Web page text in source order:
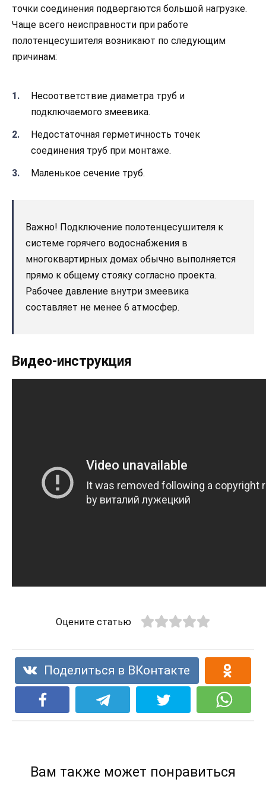
точки соединения подвергаются большой нагрузке.
Чаще всего неисправности при работе
полотенцесушителя возникают по следующим
причинам:
Несоответствие диаметра труб и
подключаемого змеевика.
Недостаточная герметичность точек
соединения труб при монтаже.
Маленькое сечение труб.
Важно! Подключение полотенцесушителя к
системе горячего водоснабжения в
многоквартирных домах обычно выполняется
прямо к общему стояку согласно проекта.
Рабочее давление внутри змеевика
составляет не менее 6 атмосфер.
Видео-инструкция
Оцените статью
Поделиться в ВКонтакте
Вам также может понравиться